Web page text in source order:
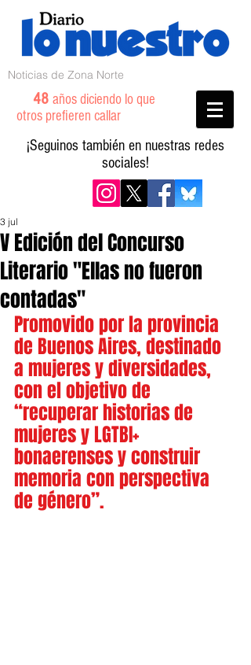
Noticias de Zona Norte
48 años diciendo lo que
otros prefieren callar
¡Seguinos también en nuestras redes
sociales!
V Edición del Concurso
Literario "Ellas no fueron
contadas"
3 jul
Promovido por la provincia
de Buenos Aires, destinado
a mujeres y diversidades,
con el objetivo de
“recuperar historias de
mujeres y LGTBI+
bonaerenses y construir
memoria con perspectiva
de género”.